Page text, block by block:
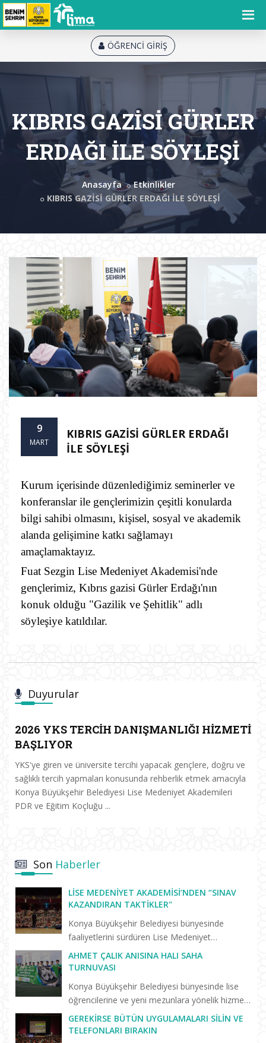
ÖĞRENCİ GİRİŞ
KIBRIS GAZİSİ GÜRLER
ERDAĞI İLE SÖYLEŞİ
Anasayfa
Etkinlikler
KIBRIS GAZİSİ GÜRLER ERDAĞI İLE SÖYLEŞİ
9
MART
KIBRIS GAZİSİ GÜRLER ERDAĞI
İLE SÖYLEŞİ
Kurum içerisinde düzenlediğimiz seminerler ve
konferanslar ile gençlerimizin çeşitli konularda
bilgi sahibi olmasını, kişisel, sosyal ve akademik
alanda gelişimine katkı sağlamayı
amaçlamaktayız.
Fuat Sezgin Lise Medeniyet Akademisi'nde
gençlerimiz, Kıbrıs gazisi Gürler Erdağı'nın
konuk olduğu "Gazilik ve Şehitlik" adlı
söyleşiye katıldılar.
Duyurular
2026 YKS TERCİH DANIŞMANLIĞI HİZMETİ
BAŞLIYOR
YKS'ye giren ve üniversite tercihi yapacak gençlere, doğru ve
sağlıklı tercih yapmaları konusunda rehberlik etmek amacıyla
Konya Büyükşehir Belediyesi Lise Medeniyet Akademileri
PDR ve Eğitim Koçluğu ...
Son Haberler
LISE MEDENIYET AKADEMISI’NDEN “SINAV
KAZANDIRAN TAKTIKLER"
Konya Büyükşehir Belediyesi bünyesinde
faaliyetlerini sürdüren Lise Medeniyet
Akademisi’nde “Birlikte Başaracağız”
programları yeni eğitim öğretim dönemiyle
AHMET ÇALIK ANISINA HALI SAHA
TURNUVASI
Konya Büyükşehir Belediyesi bünyesinde lise
öğrencilerine ve yeni mezunlara yönelik hizmet
veren Lise Medeniyet Akademisi’nde trafik
kazasında hayatını kaybeden Konyasporlu
GEREKIRSE BÜTÜN UYGULAMALARI SILIN VE
TELEFONLARI BIRAKIN